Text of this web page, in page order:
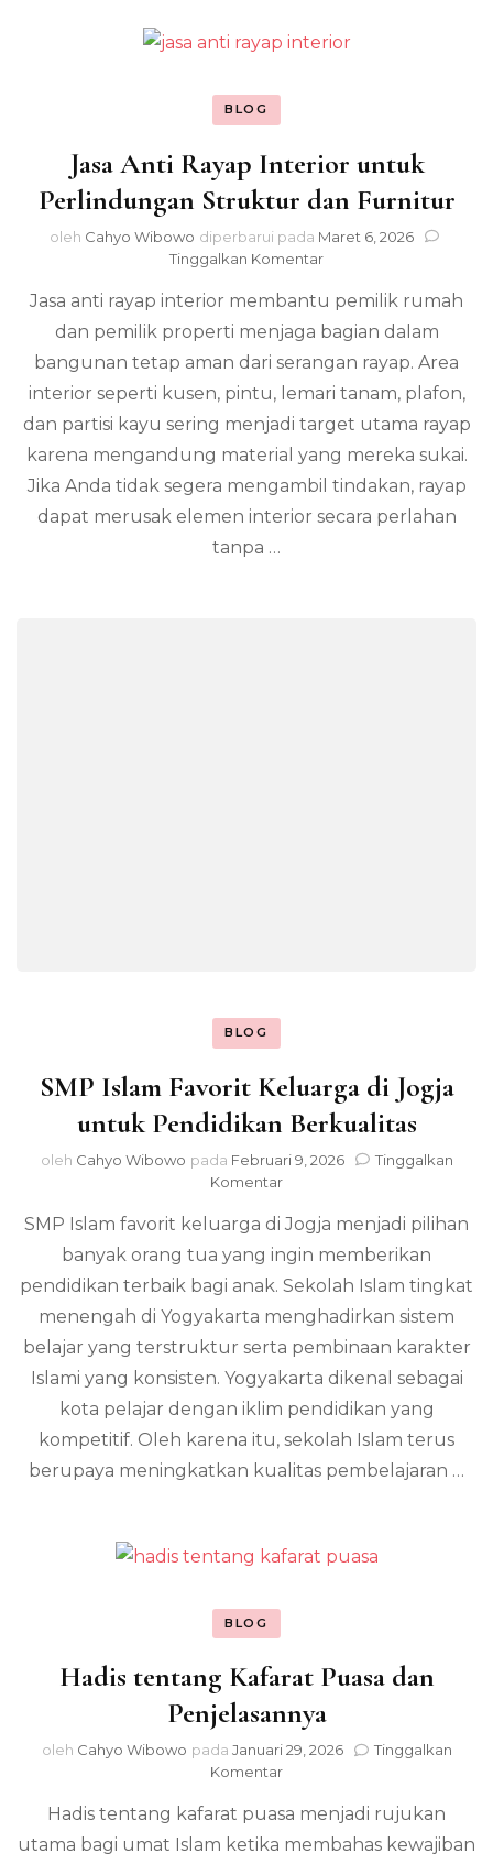
BLOG
Jasa Anti Rayap Interior untuk
Perlindungan Struktur dan Furnitur
oleh Cahyo Wibowo diperbarui pada Maret 6, 2026
Tinggalkan Komentarpada
Anti
Rayap
Interior
untuk
Perlindungan
dan
Furnitur
Jasa anti rayap interior membantu pemilik rumah
dan pemilik properti menjaga bagian dalam
bangunan tetap aman dari serangan rayap. Area
interior seperti kusen, pintu, lemari tanam, plafon,
dan partisi kayu sering menjadi target utama rayap
karena mengandung material yang mereka sukai.
Jika Anda tidak segera mengambil tindakan, rayap
dapat merusak elemen interior secara perlahan
tanpa …
BLOG
SMP Islam Favorit Keluarga di Jogja
untuk Pendidikan Berkualitas
oleh Cahyo Wibowo pada Februari 9, 2026
Tinggalkan
Komentarpada
Islam
Favorit
Keluarga
di
Jogja
Pendidikan
Berkualitas
SMP Islam favorit keluarga di Jogja menjadi pilihan
banyak orang tua yang ingin memberikan
pendidikan terbaik bagi anak. Sekolah Islam tingkat
menengah di Yogyakarta menghadirkan sistem
belajar yang terstruktur serta pembinaan karakter
Islami yang konsisten. Yogyakarta dikenal sebagai
kota pelajar dengan iklim pendidikan yang
kompetitif. Oleh karena itu, sekolah Islam terus
berupaya meningkatkan kualitas pembelajaran …
BLOG
Hadis tentang Kafarat Puasa dan
Penjelasannya
oleh Cahyo Wibowo pada Januari 29, 2026
Tinggalkan
Komentarpada
tentang
Kafarat
Hadis tentang kafarat puasa menjadi rujukan
utama bagi umat Islam ketika membahas kewajiban